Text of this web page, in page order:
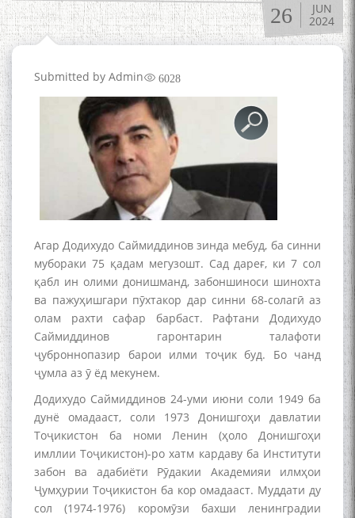
26
JUN
2024
Submitted by Admin 6028
Агар Додихудо Саймиддинов зинда мебуд, ба синни
мубораки 75 қадам мегузошт. Сад дареғ, ки 7 сол
қабл ин олими донишманд, забоншиноси шинохта
ва пажуҳишгари пӯхтакор дар синни 68-солагӣ аз
олам рахти сафар барбаст. Рафтани Додихудо
Саймиддинов гаронтарин талафоти
ҷуброннопазир барои илми тоҷик буд. Бо чанд
ҷумла аз ӯ ёд мекунем.
Додихудо Саймиддинов 24-уми июни соли 1949 ба
дунё омадааст, соли 1973 Донишгоҳи давлатии
Тоҷикистон ба номи Ленин (ҳоло Донишгоҳи
имллии Тоҷикистон)-ро хатм кардаву ба Институти
забон ва адабиёти Рӯдакии Академияи илмҳои
Ҷумҳурии Тоҷикистон ба кор омадааст. Муддати ду
сол (1974-1976) коромӯзи бахши ленинградии